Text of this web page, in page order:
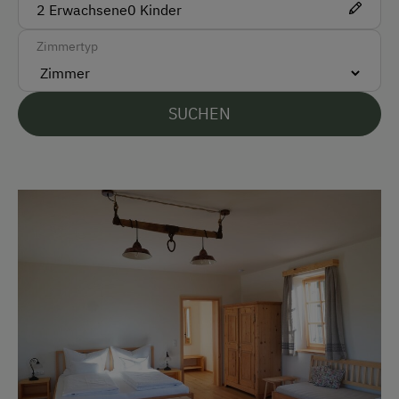
Hausgarten
Frühstück vom Buffett
Zusätzliche Ausstattungsmerkmale
Wandern
2 Erwachsene0 Kinder
Zimmertyp
SUCHEN